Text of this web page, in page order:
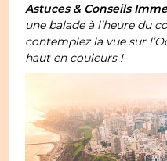
Astuces & Conseils
une balade à l’heure du
contemplez la vue sur
haut en couleurs !